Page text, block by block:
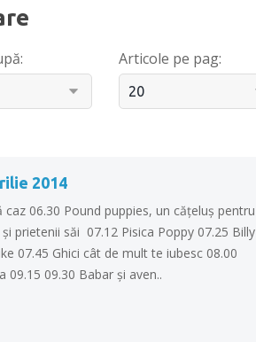
Articole pe pag:
2014
caz 06.30 Pound puppies, un căţeluş pentru
prietenii săi 07.12 Pisica Poppy 07.25 Billy
07.45 Ghici cât de mult te iubesc 08.00
09.15 09.30 Babar şi aven..